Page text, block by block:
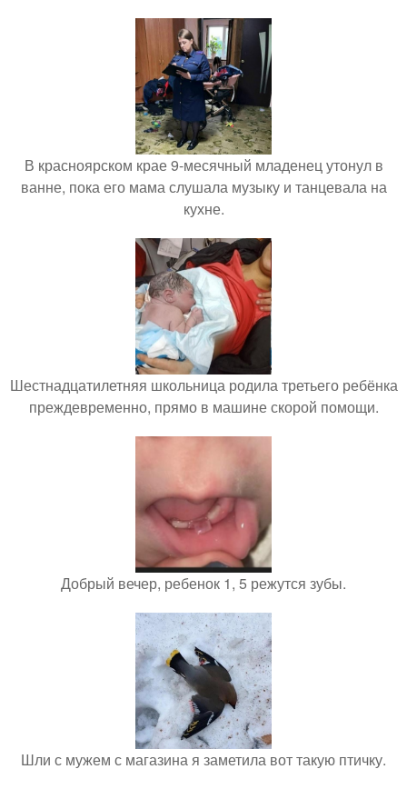
В красноярском крае 9-месячный младенец утонул в
ванне, пока его мама слушала музыку и танцевала на
кухне.
Шестнадцатилетняя школьница родила третьего ребёнка
преждевременно, прямо в машине скорой помощи.
Добрый вечер, ребенок 1, 5 режутся зубы.
Шли с мужем с магазина я заметила вот такую птичку.